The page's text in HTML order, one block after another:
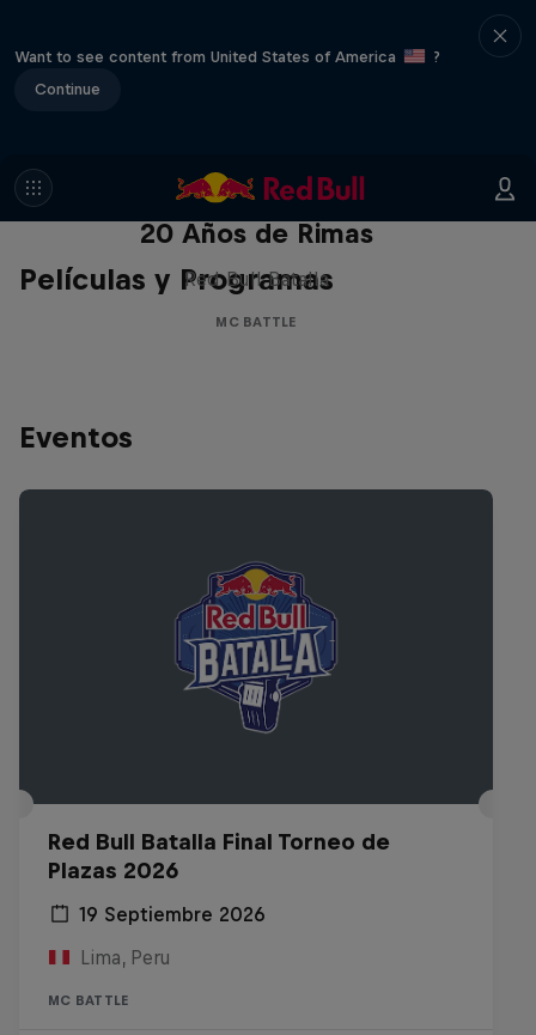
Want to see content from United States of America
?
Continue
Películas y Programas
Red Bull Batalla Nueva Historia:
20 Años de Rimas
Red Bull Batalla
MC BATTLE
Eventos
Red Bull Batalla Final Torneo de
Plazas 2026
19 Septiembre 2026
Lima, Peru
MC BATTLE